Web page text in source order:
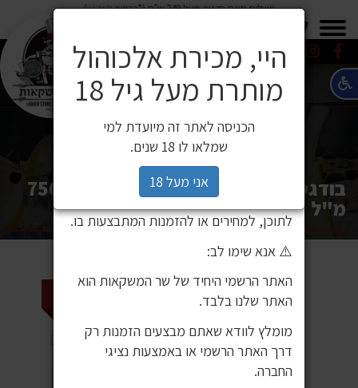
משלוח חינם בקניה מעל 249 ש"ח (*בכפוף לתקנון)
בודגס לן דוקסה דה ויאדוליד רואדה 750
מ"ל
2 ב 99 ₪
⚠️ הודעה חשובה ללקוחותינו
לאחרונה זיהינו כי גורם חיצוני העתיק את
בהם שימוש ללא אישור. מדובר באתר שאינו
שייך לחברת שר המשקאות, ואיננו אחראים
לתוכן, למחירים או להזמנות המתבצעות בו.
⚠️ אנא שימו לב:
האתר הרשמי היחיד של שר המשקאות הוא
האתר שלנו בלבד.
מומלץ לוודא שאתם מבצעים הזמנות רק
דרך האתר הרשמי או באמצעות נציגי
החברה.
היי, מכירת אלכוהול
מותרת מעל גיל 18
הכניסה לאתר זה מיועדת למי
שמלאו לו 18 שנים.
אני מעל 18